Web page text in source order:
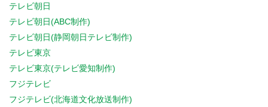
テレビ朝日
テレビ朝日(ABC制作)
テレビ朝日(静岡朝日テレビ制作)
テレビ東京
テレビ東京(テレビ愛知制作)
フジテレビ
フジテレビ(北海道文化放送制作)